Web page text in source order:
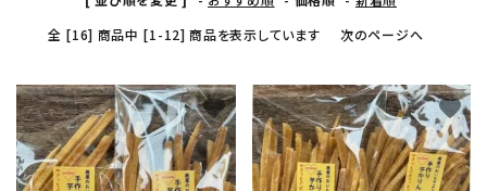
ようこそ ゲスト 様
カテゴリーから探す
全 [16] 商品中 [1-12] 商品を表示しています
次のページへ
favorite favorite